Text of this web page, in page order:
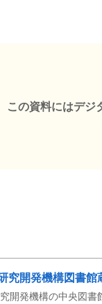
この資料にはデジ
究開発機構図書館
開発機構の中央図書